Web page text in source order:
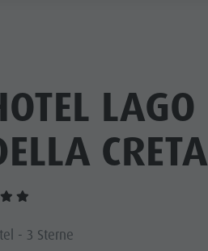
BUCHEN
LAGO
CRETA
- 3 Sterne